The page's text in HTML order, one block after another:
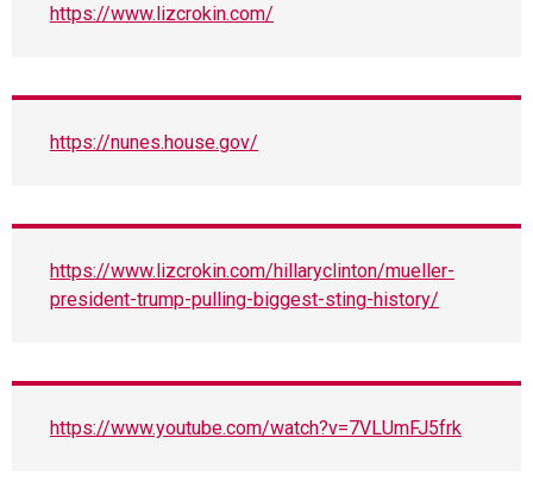
https://www.lizcrokin.com/
https://nunes.house.gov/
https://www.lizcrokin.com/hillaryclinton/mueller-
president-trump-pulling-biggest-sting-history/
https://www.youtube.com/watch?v=7VLUmFJ5frk